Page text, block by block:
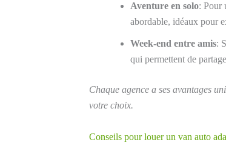
Aventure en solo: Pour
abordable, idéaux pour
Week-end entre amis:
qui permettent de
Chaque agence a ses avantages
votre choix.
Conseils pour louer un van auto